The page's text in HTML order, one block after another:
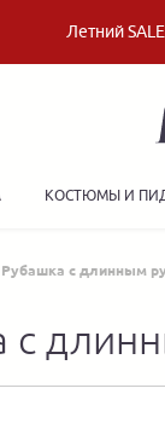
Летний
КОСТЮМЫ И
Рубашка с длинным
с